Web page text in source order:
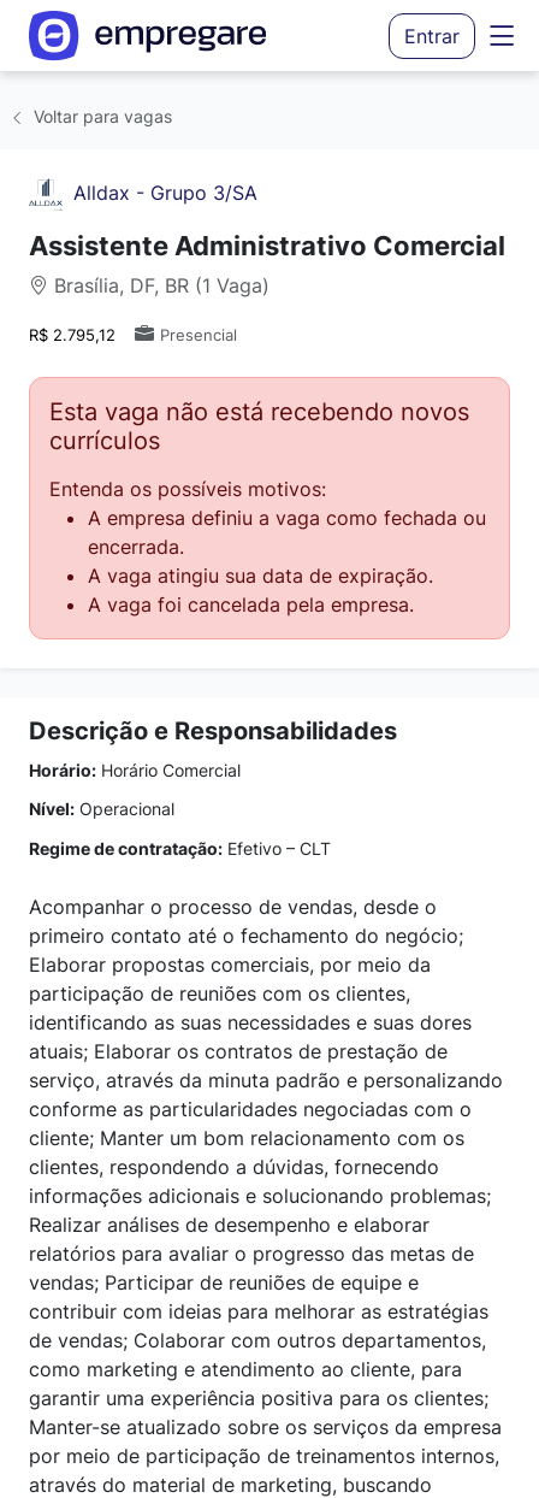
Entrar
Voltar para vagas
Alldax - Grupo 3/SA
Assistente Administrativo Comercial
Brasília, DF, BR (1 Vaga)
R$ 2.795,12 Presencial
Esta vaga não está recebendo novos
currículos
Entenda os possíveis motivos:
A empresa definiu a vaga como fechada ou
encerrada.
A vaga atingiu sua data de expiração.
A vaga foi cancelada pela empresa.
Descrição e Responsabilidades
Horário: Horário Comercial
Nível: Operacional
Regime de contratação: Efetivo – CLT
Acompanhar o processo de vendas, desde o
primeiro contato até o fechamento do negócio;
Elaborar propostas comerciais, por meio da
participação de reuniões com os clientes,
identificando as suas necessidades e suas dores
atuais; Elaborar os contratos de prestação de
serviço, através da minuta padrão e personalizando
conforme as particularidades negociadas com o
cliente; Manter um bom relacionamento com os
clientes, respondendo a dúvidas, fornecendo
informações adicionais e solucionando problemas;
Realizar análises de desempenho e elaborar
relatórios para avaliar o progresso das metas de
vendas; Participar de reuniões de equipe e
contribuir com ideias para melhorar as estratégias
de vendas; Colaborar com outros departamentos,
como marketing e atendimento ao cliente, para
garantir uma experiência positiva para os clientes;
Manter-se atualizado sobre os serviços da empresa
por meio de participação de treinamentos internos,
através do material de marketing, buscando